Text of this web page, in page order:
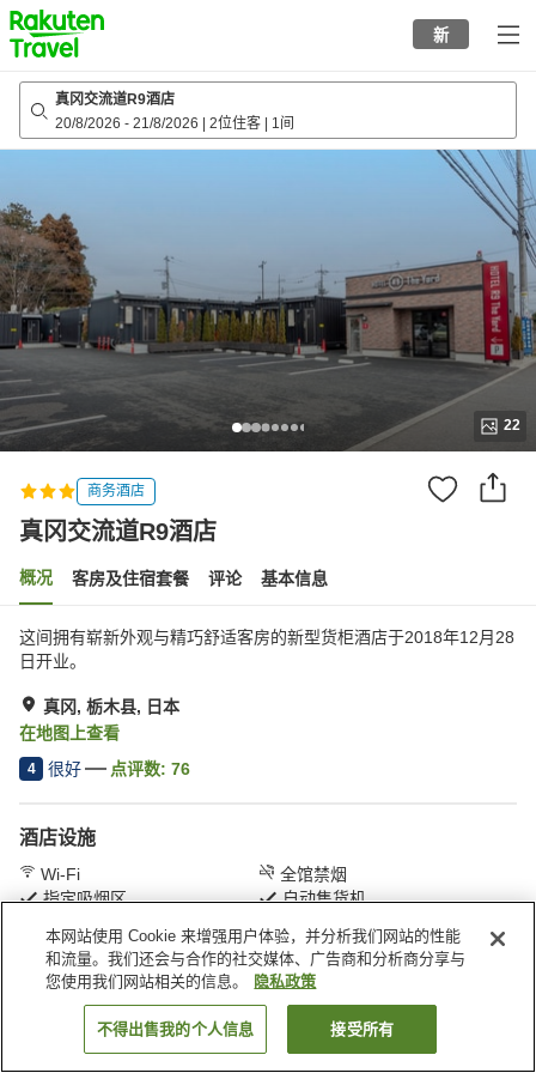
to
top
page
新
真冈交流道R9酒店
20/8/2026 - 21/8/2026 2位住客 1间
22
商务酒店
真冈交流道R9酒店
概况 客房及住宿套餐 评论 基本信息
这间拥有崭新外观与精巧舒适客房的新型货柜酒店于2018年12月28
日开业。
真冈, 栃木县, 日本
在地图上查看
4 很好 点评数: 76
酒店设施
Wi-Fi
全馆禁烟
指定吸烟区
自动售货机
首页 日本 栃木县 真冈 真冈交流道R9酒店
搜索客房
本网站使用 Cookie 来增强用户体验，并分析我们网站的性能
和流量。我们还会与合作的社交媒体、广告商和分析商分享与
您使用我们网站相关的信息。
隐私政策
不得出售我的个人信息 接受所有